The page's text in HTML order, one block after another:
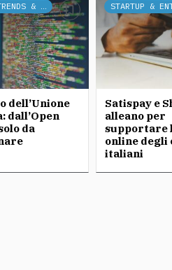
FUTURE TRENDS & TECH
dell’Unione
dall’Open
da
Satispay e
alleano per
supportare
online degli
italiani